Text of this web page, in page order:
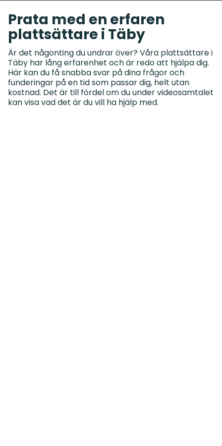
Prata med en erfaren
plattsättare i Täby
Är det någonting du undrar över? Våra plattsättare i
Täby har lång erfarenhet och är redo att hjälpa dig.
Här kan du få snabba svar på dina frågor och
funderingar på en tid som passar dig, helt utan
kostnad. Det är till fördel om du under videosamtalet